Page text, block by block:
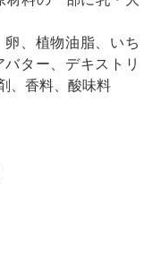
、植物油脂、いち
ター、デキストリ
、香料、酸味料